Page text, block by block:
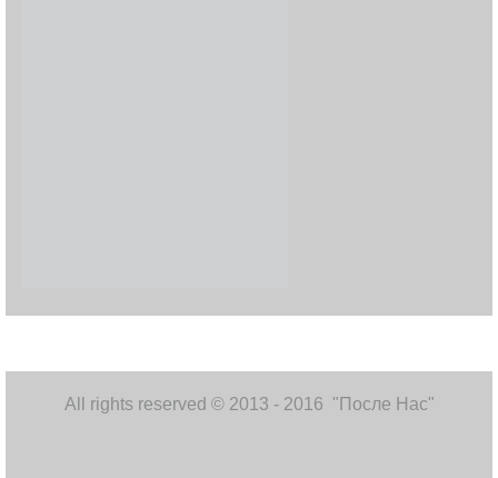
All rights reserved © 2013 - 2016 "После Нас"